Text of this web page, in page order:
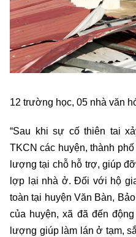
12 trường học, 05 nhà văn
“Sau khi sự cố thiên tai
TKCN các huyện, thành
lượng tại chỗ hỗ trợ, giúp
lợp lại nhà ở. Đối với hộ
toàn tại huyện Văn Bàn,
của huyện, xã đã đến
lượng giúp làm lán ở tạm,